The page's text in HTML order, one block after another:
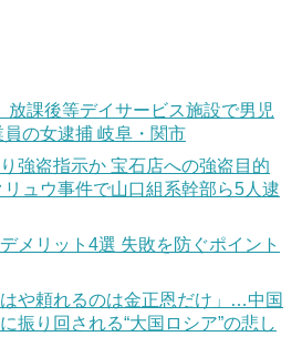
放課後等デイサービス施設で男児
員の女逮捕 岐阜・関市
強盗指示か 宝石店への強盗目的
ュウ事件で山口組系幹部ら5人逮
メリット4選 失敗を防ぐポイント
や頼れるのは金正恩だけ」…中国
振り回される“大国ロシア”の悲し